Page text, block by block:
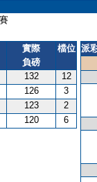
實際
負磅
檔位
132
12
126
3
123
2
120 6
派